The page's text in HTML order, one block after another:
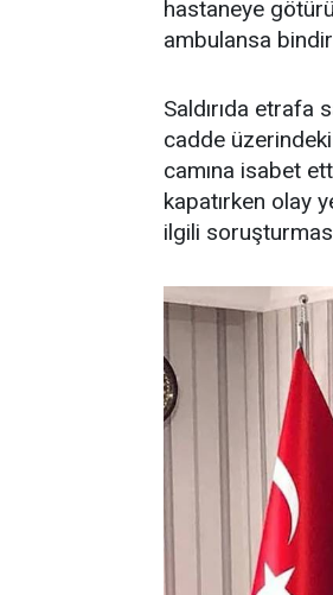
hastaneye
ambulansa
Saldırıda etrafa
cadde
camına isabet
kapatırken olay
ilgili